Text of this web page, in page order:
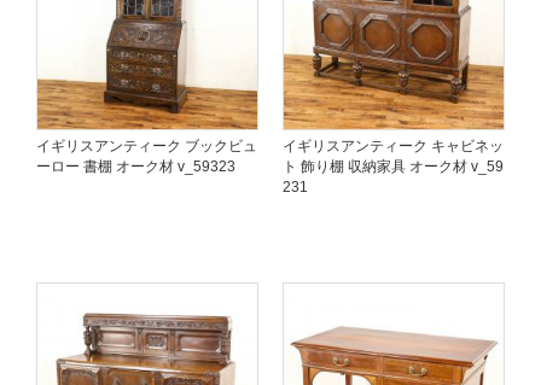
イギリスアンティーク ブックビュ
ーロー 書棚 オーク材 v_59323
イギリスアンティーク キャビネッ
ト 飾り棚 収納家具 オーク材 v_59
231